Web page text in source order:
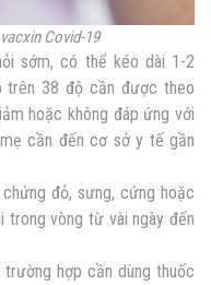
Covid-19
sớm, có thể kéo dài 1-2
trên 38 độ cần được theo
hoặc không đáp ứng với
cần đến cơ sở y tế gần
đỏ, sưng, cứng hoặc
vòng từ vài ngày đến
hợp cần dùng thuốc